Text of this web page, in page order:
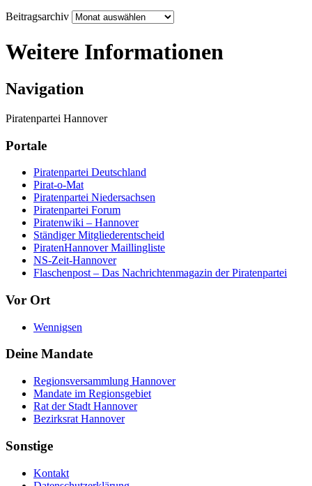
Beitragsarchiv
Weitere Informationen
Navigation
Piratenpartei Hannover
Portale
Piratenpartei Deutschland
Pirat-o-Mat
Piratenpartei Niedersachsen
Piratenpartei Forum
Piratenwiki – Hannover
Ständiger Mitgliederentscheid
PiratenHannover Maillingliste
NS-Zeit-Hannover
Flaschenpost – Das Nachrichtenmagazin der Piratenpartei
Vor Ort
Wennigsen
Deine Mandate
Regionsversammlung Hannover
Mandate im Regionsgebiet
Rat der Stadt Hannover
Bezirksrat Hannover
Sonstige
Kontakt